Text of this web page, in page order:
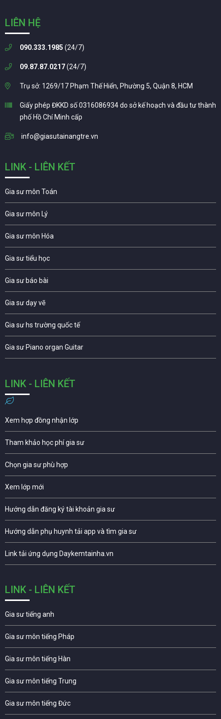
LIÊN HỆ
090.333.1985 (24/7)
09.87.87.0217(24/7)
Trụ sở: 1269/17 Phạm Thế Hiển, Phường 5, Quận 8, HCM
Giấy phép ĐKKD số 0316086934 do sở kế hoạch và đầu tư thành
phố Hồ Chí Minh cấp
info@giasutainangtre.vn
LINK - LIÊN KẾT
Gia sư môn Toán
Gia sư môn Lý
Gia sư môn Hóa
Gia sư tiểu học
Gia sư báo bài
Gia sư dạy vẽ
Gia sư hs trường quốc tế
Gia sư Piano organ Guitar
LINK - LIÊN KẾT
Xem hợp đồng nhận lớp
Tham khảo học phí gia sư
Chọn gia sư phù hợp
Xem lớp mới
Hướng dẫn đăng ký tài khoản gia sư
Hướng dẫn phụ huynh tải app và tìm gia sư
Link tải ứng dụng Daykemtainha.vn
LINK - LIÊN KẾT
Gia sư tiếng anh
Gia sư môn tiếng Pháp
Gia sư môn tiếng Hàn
Gia sư môn tiếng Trung
Gia sư môn tiếng Đức